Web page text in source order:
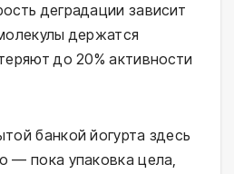
деградации зависит
держатся
до 20% активности
банкой йогурта здесь
— пока упаковка цела,